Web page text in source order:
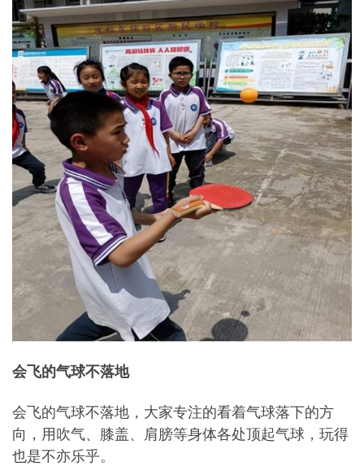
会飞的气球不落地
会飞的气球不落地，大家专注的看着气球落下的方
向，用吹气、膝盖、肩膀等身体各处顶起气球，玩得
也是不亦乐乎。